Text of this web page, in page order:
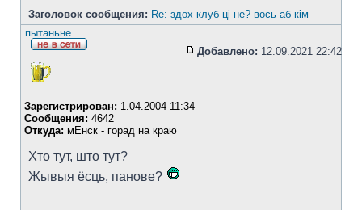
Заголовок сообщения: Re: здох клуб ці не? вось аб кім
пытаньне
Добавлено: 12.09.2021 22:42
Зарегистрирован: 1.04.2004 11:34
Сообщения: 4642
Откуда: мЕнск - горад на краю
Хто тут, што тут?
Жывыя ёсць, панове?